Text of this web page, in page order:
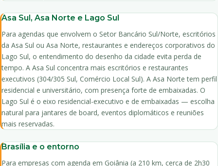
Asa Sul, Asa Norte e Lago Sul
Para agendas que envolvem o Setor Bancário Sul/Norte, escritórios
da Asa Sul ou Asa Norte, restaurantes e endereços corporativos do
Lago Sul, o entendimento do desenho da cidade evita perda de
tempo. A Asa Sul concentra mais escritórios e restaurantes
executivos (304/305 Sul, Comércio Local Sul). A Asa Norte tem perfil
residencial e universitário, com presença forte de embaixadas. O
Lago Sul é o eixo residencial-executivo e de embaixadas — escolha
natural para jantares de board, eventos diplomáticos e reuniões
mais reservadas.
Brasília e o entorno
Para empresas com agenda em Goiânia (a 210 km, cerca de 2h30